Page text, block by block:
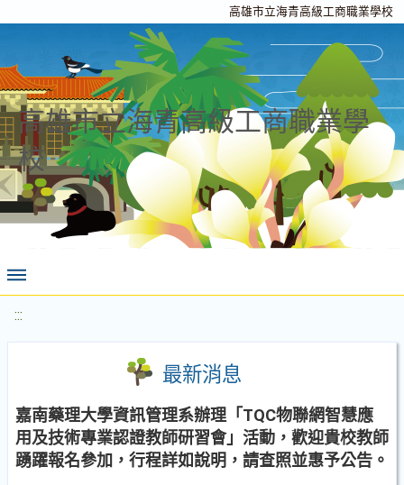
高雄市立海青高級工商職業學校
高雄市立海青高級工商職業學
校
:::
最新消息
嘉南藥理大學資訊管理系辦理「TQC物聯網智慧應
用及技術專業認證教師研習會」活動，歡迎貴校教師
踴躍報名參加，行程詳如說明，請查照並惠予公告。